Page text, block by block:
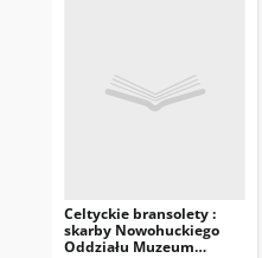
Celtyckie bransolety :
skarby Nowohuckiego
Oddziału Muzeum